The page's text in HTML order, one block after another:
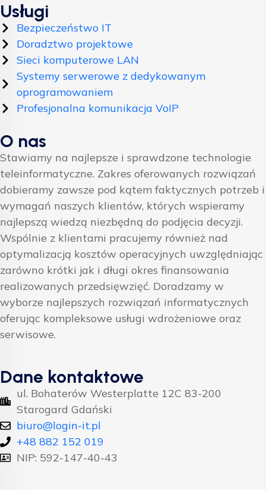
Usługi
Bezpieczeństwo IT
Doradztwo projektowe
Sieci komputerowe LAN
Systemy serwerowe z dedykowanym
oprogramowaniem
Profesjonalna komunikacja VoIP
O nas
Stawiamy na najlepsze i sprawdzone technologie
teleinformatyczne. Zakres oferowanych rozwiązań
dobieramy zawsze pod kątem faktycznych potrzeb i
wymagań naszych klientów, których wspieramy
najlepszą wiedzą niezbędną do podjęcia decyzji.
Wspólnie z klientami pracujemy również nad
optymalizacją kosztów operacyjnych uwzględniając
zarówno krótki jak i długi okres finansowania
realizowanych przedsięwzięć. Doradzamy w
wyborze najlepszych rozwiązań informatycznych
oferując kompleksowe usługi wdrożeniowe oraz
serwisowe.
Dane kontaktowe
ul. Bohaterów Westerplatte 12C 83-200
Starogard Gdański
biuro@login-it.pl
+48 882 152 019
NIP: 592-147-40-43